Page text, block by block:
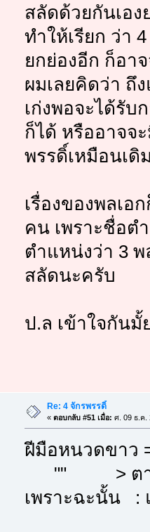
สลัดด้วยกันเอ
ทำให้เรียก ว่า
ยกย่องอีก ก็อา
ผมเลยคิดว่า ถึ
เก่งพอจะได้รับ
ก็ได้ หรืออาจจ
พรรดิ์เหมือนเดิ
เรื่องของพลเอ
คน เพราะชื่อต
ตำแหน่งว่า 3 พ
สลัดนะครับ
ป.ล เข้าใจกันมั้
Re: 4 จักรพรรดิ์
« ตอบกลับ #51 เมื่อ: ศ. 09 ธ.ค.
ฝีมือหนวดขาว
"" > ตาเ
เพราะฉะนั้น :